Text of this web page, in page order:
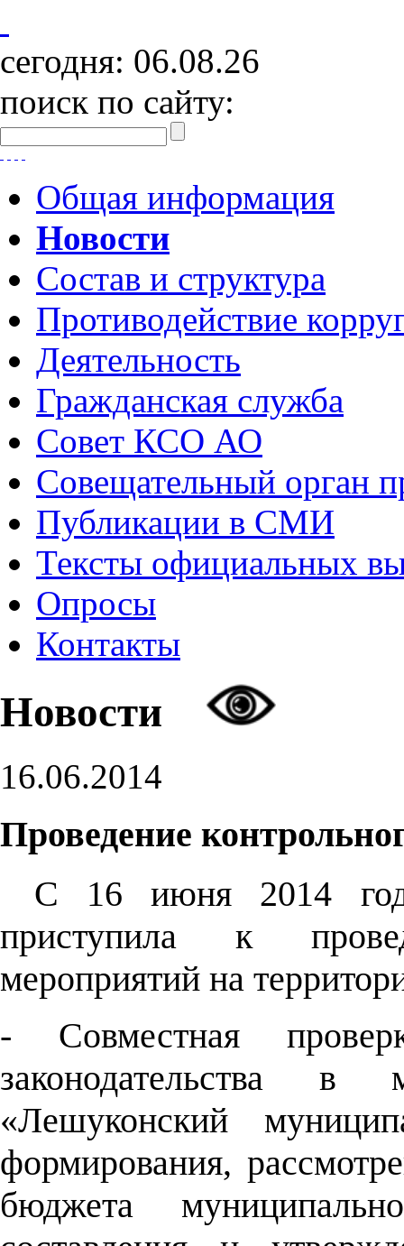
сегодня: 06.08.26
поиск по сайту:
Общая информация
Новости
Состав и структура
Противодействие
Деятельность
Гражданская служба
Совет КСО АО
Совещательный орган
Публикации в СМИ
Тексты официальных
Опросы
Контакты
Новости
16.06.2014
Проведение
С 16 июня 2014 года
приступила к
мероприятий на
- Совместная
законодательства в
«Лешуконский
формирования,
бюджета